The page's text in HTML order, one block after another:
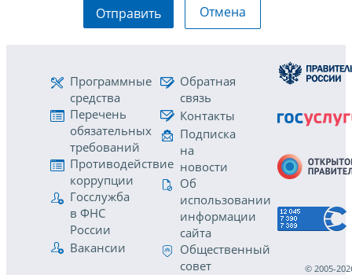
Отправить Отмена
Программные
средства
Перечень
обязательных
требований
Противодействие
коррупции
Госслужба
в ФНС
России
Вакансии
Обратная
связь
Контакты
Подписка
на
новости
Об
использовании
информации
сайта
Общественный
совет
© 2005-